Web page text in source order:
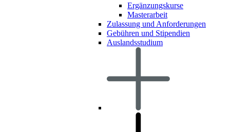
Ergänzungskurse
Masterarbeit
Zulassung und Anforderungen
Gebühren und Stipendien
Auslandsstudium